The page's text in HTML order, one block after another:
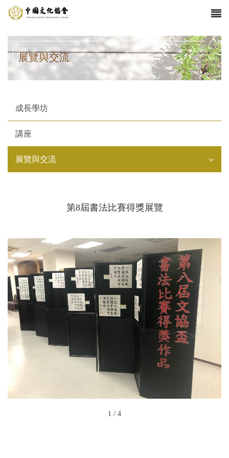
展覽與交流
成長學坊
講座
展覽與交流
第8屆書法比賽得獎展覽
1 / 4